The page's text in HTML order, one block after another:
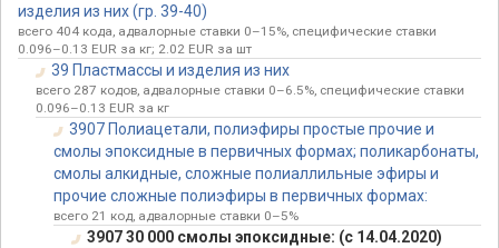
изделия из них (гр. 39-40)
всего 404 кода, адвалорные ставки 0–15%, специфические ставки
0.096–0.13 EUR за кг; 2.02 EUR за шт
39 Пластмассы и изделия из них
всего 287 кодов, адвалорные ставки 0–6.5%, специфические ставки
0.096–0.13 EUR за кг
3907 Полиацетали, полиэфиры простые прочие и
смолы эпоксидные в первичных формах; поликарбонаты,
смолы алкидные, сложные полиаллильные эфиры и
прочие сложные полиэфиры в первичных формах:
всего 21 код, адвалорные ставки 0–5%
3907 30 000 смолы эпоксидные: (с 14.04.2020)